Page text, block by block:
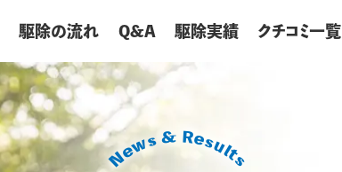
駆除の流れ Q&A 駆除実績 クチコミ一覧